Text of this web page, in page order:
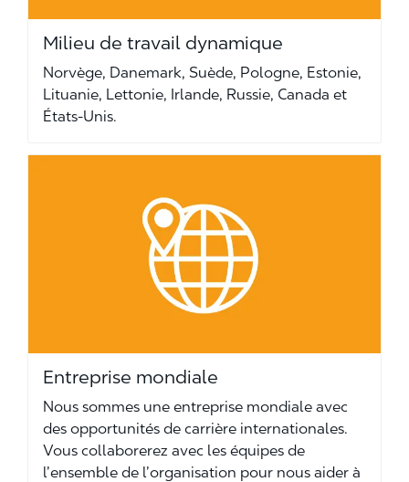
Milieu de travail dynamique
Norvège, Danemark, Suède, Pologne, Estonie,
Lituanie, Lettonie, Irlande, Russie, Canada et
États-Unis.
Entreprise mondiale
Nous sommes une entreprise mondiale avec
des opportunités de carrière internationales.
Vous collaborerez avec les équipes de
l’ensemble de l’organisation pour nous aider à